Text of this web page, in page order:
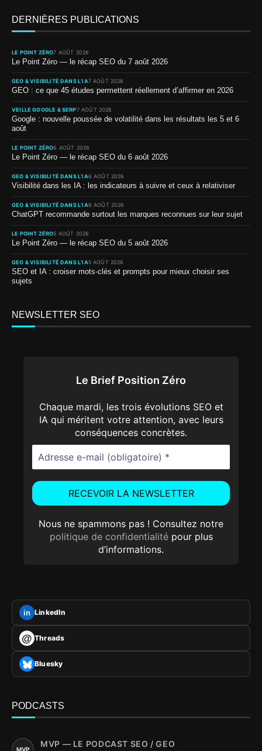
DERNIÈRES PUBLICATIONS
LE POINT ZÉRO7 AOÛT 2026
Le Point Zéro — le récap SEO du 7 août 2026
GEO & VISIBILITÉ DANS L’IA7 AOÛT 2026
GEO : ce que 45 études permettent réellement d’affirmer en 2026
VEILLE GOOGLE & SERP7 AOÛT 2026
Google : nouvelle poussée de volatilité dans les résultats les 5 et 6
août
LE POINT ZÉRO6 AOÛT 2026
Le Point Zéro — le récap SEO du 6 août 2026
GEO & VISIBILITÉ DANS L’IA6 AOÛT 2026
Visibilité dans les IA : les indicateurs à suivre et ceux à relativiser
GEO & VISIBILITÉ DANS L’IA6 AOÛT 2026
ChatGPT recommande surtout les marques reconnues sur leur sujet
LE POINT ZÉRO5 AOÛT 2026
Le Point Zéro — le récap SEO du 5 août 2026
GEO & VISIBILITÉ DANS L’IA5 AOÛT 2026
SEO et IA : croiser mots-clés et prompts pour mieux choisir ses
sujets
NEWSLETTER SEO
Le Brief Position Zéro
Chaque mardi, les trois évolutions SEO et
IA qui méritent votre attention, avec leurs
conséquences concrètes.
Nous ne spammons pas ! Consultez notre
politique de confidentialitépour plus
d’informations.
in LinkedIn
@ Threads
Bluesky
PODCASTS
MVP
MVP — LE PODCAST SEO / GEO